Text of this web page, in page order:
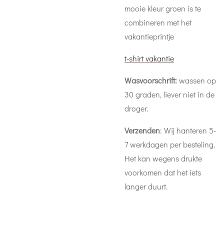
mooie kleur groen is te
combineren met het
vakantieprintje
t-shirt vakantie
Wasvoorschrift:wassen op
30 graden, liever niet in de
droger.
Verzenden: Wij hanteren 5-
7 werkdagen per besteling.
Het kan wegens drukte
voorkomen dat het iets
langer duurt.